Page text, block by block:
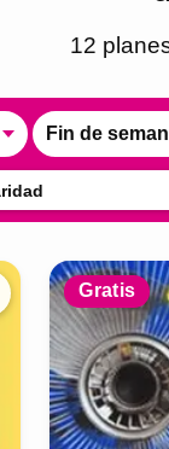
12 plan
Fin de
Gratis